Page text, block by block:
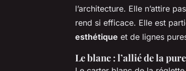
l’architecture. Elle n’attire
rend si efficace. Elle est
esthétique et de lignes
Le blanc : l’allié de la